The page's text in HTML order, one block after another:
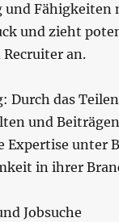
und Fähigkeiten
und zieht
an.
Durch das
und
Expertise unter
in ihrer
Jobsuche